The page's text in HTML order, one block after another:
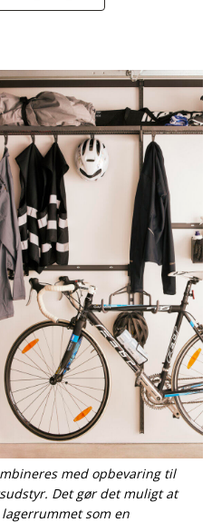
med opbevaring til
Det gør det muligt at
som en